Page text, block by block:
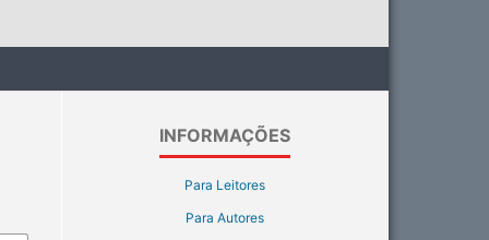
INFORMAÇÕES
Para Leitores
Para Autores